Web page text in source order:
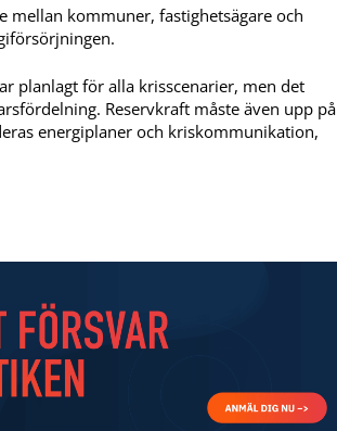
mellan kommuner, fastighetsägare och
planlagt för alla krisscenarier, men det
Reservkraft måste även upp på
energiplaner och kriskommunikation,